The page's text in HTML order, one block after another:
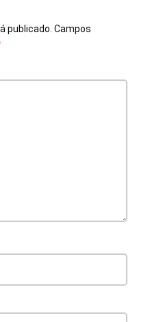
publicado. Campos